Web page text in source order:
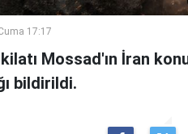
17:17
Mossad'ın İran
bildirildi.